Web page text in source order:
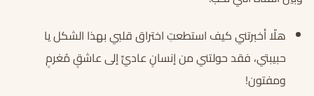
هلّا أخبرتني كيف استطعتِ اختراق قلبي بهذا الشكل يا
حبيبتي، فقد حولتني من إنسانٍ عاديٍّ إلى عاشقٍ مُغرمٍ
ومفتون!